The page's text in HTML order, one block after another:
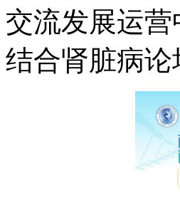
交流发展运
结合肾脏病